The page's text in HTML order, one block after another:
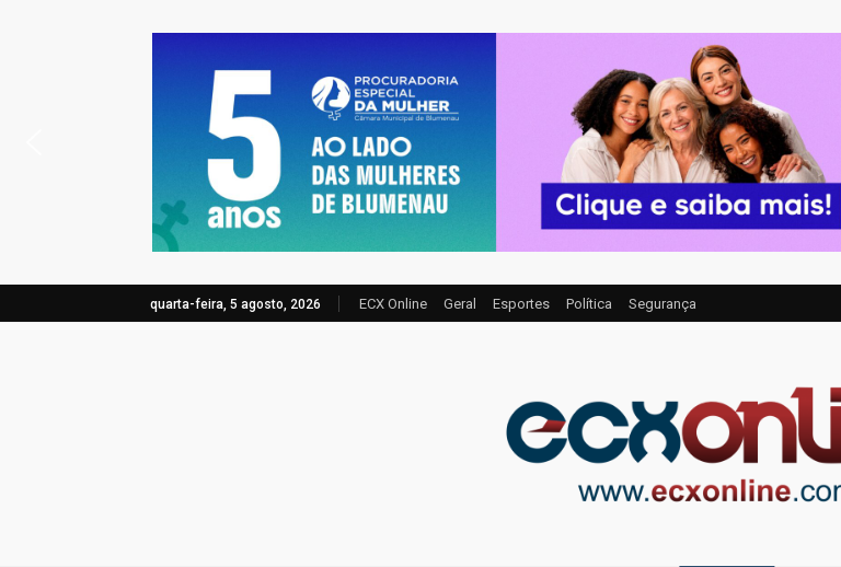
quarta-feira, 5 agosto, 2026 ECX Online Geral Esportes Política Segurança